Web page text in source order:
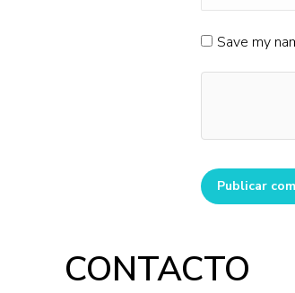
Save my
Publicar
CONTACTO